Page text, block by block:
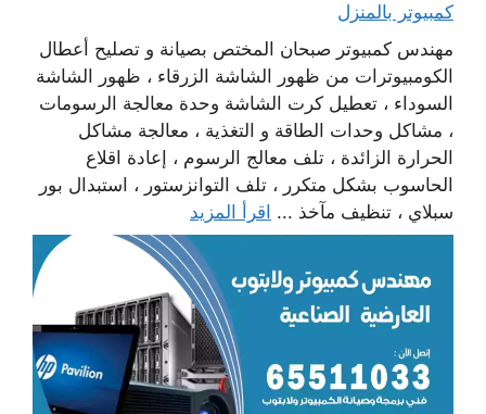
كمبيوتر بالمنزل
مهندس كمبيوتر صبحان المختص بصيانة و تصليح أعطال
الكومبيوترات من ظهور الشاشة الزرقاء ، ظهور الشاشة
السوداء ، تعطيل كرت الشاشة وحدة معالجة الرسومات
، مشاكل وحدات الطاقة و التغذية ، معالجة مشاكل
الحرارة الزائدة ، تلف معالج الرسوم ، إعادة اقلاع
الحاسوب بشكل متكرر ، تلف التوانزستور ، استبدال بور
سبلاي ، تنظيف مآخذ ... اقرأ المزيد